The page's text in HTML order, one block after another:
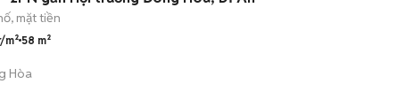
mặt tiền
m² 58 m²
Hòa